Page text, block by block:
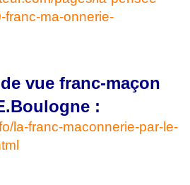
franc-ma-onnerie-
vue franc-maçon
:
la-franc-maconnerie-par-le-